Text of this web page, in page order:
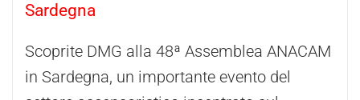
Sardegna
Scoprite DMG alla 48ª Assemblea ANACAM
in Sardegna, un importante evento del